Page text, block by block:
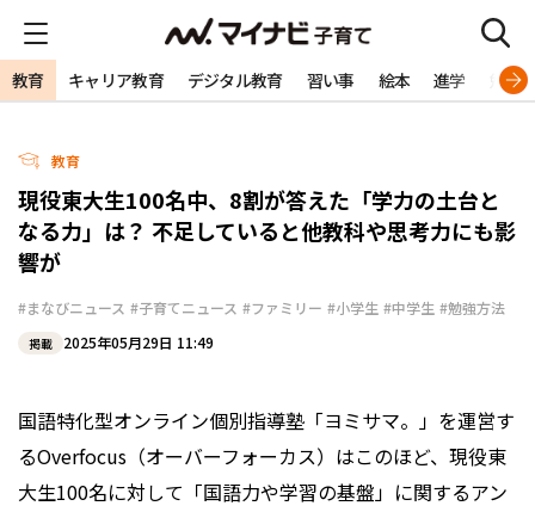
教育 キャリア教育 デジタル教育 習い事 絵本 進学 勉強
教育
現役東大生100名中、8割が答えた「学力の土台と
なる力」は？ 不足していると他教科や思考力にも影
響が
#まなびニュース #子育てニュース #ファミリー #小学生 #中学生 #勉強方法
掲載 2025年05月29日 11:49
国語特化型オンライン個別指導塾「ヨミサマ。」を運営す
るOverfocus（オーバーフォーカス）はこのほど、現役東
大生100名に対して「国語力や学習の基盤」に関するアン